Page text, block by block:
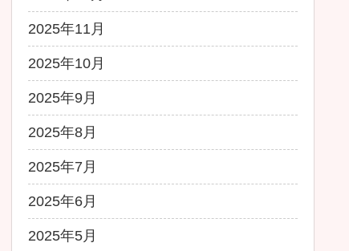
2025年11月
2025年10月
2025年9月
2025年8月
2025年7月
2025年6月
2025年5月